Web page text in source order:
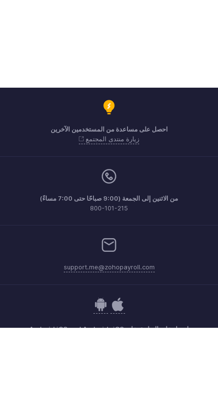
احصل على مساعدة من المستخدمين الآخرين
زيارة منتدى المجتمع
من الاثنين إلى الجمعة (9:00 صباحًا حتى 7:00 مساءً)
800-101-215
support.me@zohopayroll.com
احصل على التطبيق على iOS وAndroid iOS and Android